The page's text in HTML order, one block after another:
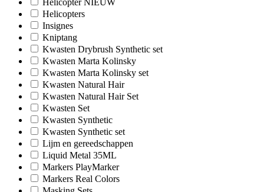
Helicopters
Insignes
Kniptang
Kwasten Drybrush Synthetic set
Kwasten Marta Kolinsky
Kwasten Marta Kolinsky set
Kwasten Natural Hair
Kwasten Natural Hair Set
Kwasten Set
Kwasten Synthetic
Kwasten Synthetic set
Lijm en gereedschappen
Liquid Metal 35ML
Markers PlayMarker
Markers Real Colors